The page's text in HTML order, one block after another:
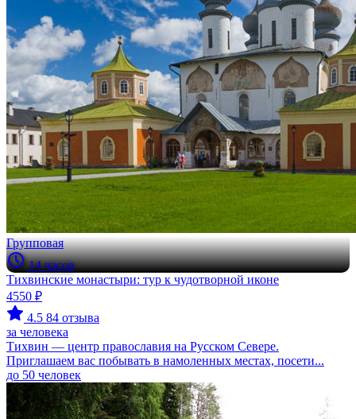
Групповая
14 часов
Тихвинские монастыри: тур к чудотворной иконе
4550 ₽
4.5 84 отзыва
за человека
Тихвин — центр православия на Русском Севере.
Приглашаем вас побывать в намоленных местах, посети...
до 50 человек